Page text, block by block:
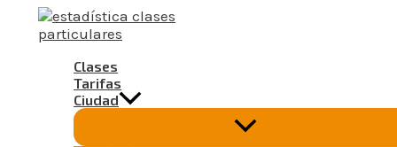
Clases
Tarifas
Ciudad